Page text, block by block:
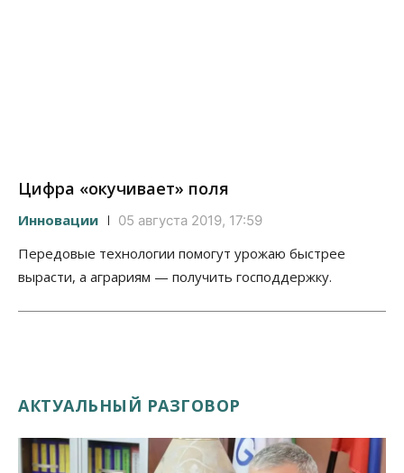
Цифра «окучивает» поля
Инновации 05 августа 2019, 17:59
Передовые технологии помогут урожаю быстрее
вырасти, а аграриям — получить господдержку.
АКТУАЛЬНЫЙ РАЗГОВОР